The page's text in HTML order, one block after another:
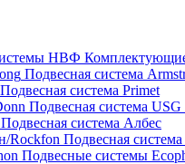
Подвесная система
Подвесная система Primet
Подвесная система USG
Подвесная система Албес
Подвесная
Подвесные системы